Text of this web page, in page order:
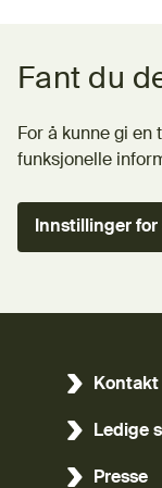
Fant du
For å kunne gi
funksjonelle
Innstillinger
Kontakt
Ledige
Presse